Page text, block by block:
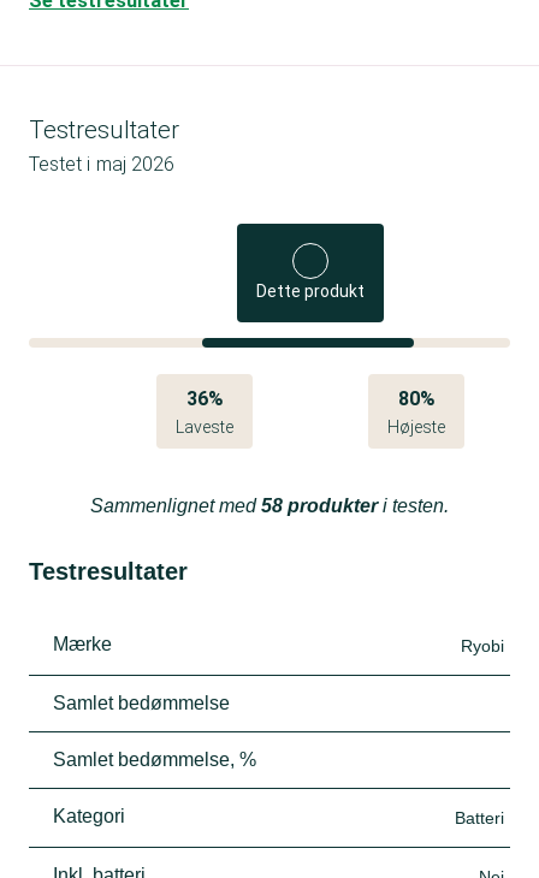
Testresultater
Testet i maj 2026
Dette produkt
36%
Laveste
80%
Højeste
Sammenlignet med58 produkteri testen.
Testresultater
Mærke Ryobi
Samlet bedømmelse
Samlet bedømmelse, %
Kategori Batteri